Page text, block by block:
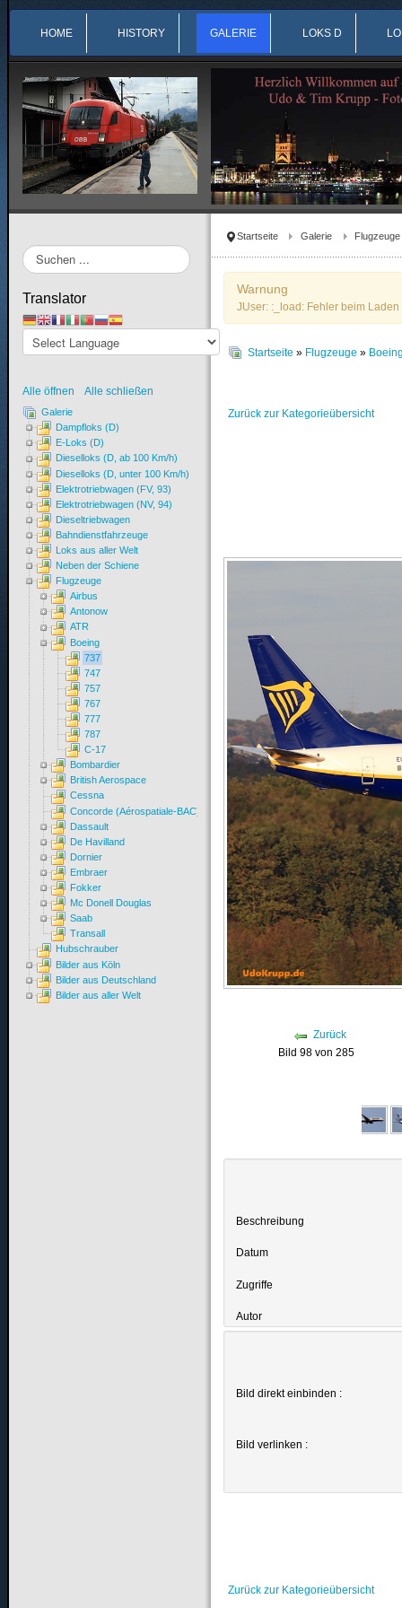
HOME HISTORY GALERIE LOKS D
Startseite Galerie Flugzeuge
Warnung
JUser: :_load: Fehler beim
Startseite » Flugzeuge »
Zurück zur Kategorieübersicht
Zurück
Bild 98 von 285
Beschreibung
Datum
Zugriffe
Autor
Bild direkt einbinden :
Bild verlinken :
Zurück zur Kategorieübersicht
Suchen
...
Translator
Alle öffnen Alle schließen
Galerie
Dampfloks (D)
E-Loks (D)
Dieselloks (D, ab 100 Km/h)
Dieselloks (D, unter 100 Km/h)
Elektrotriebwagen (FV, 93)
Elektrotriebwagen (NV, 94)
Dieseltriebwagen
Bahndienstfahrzeuge
Loks aus aller Welt
Neben der Schiene
Flugzeuge
Airbus
Antonow
ATR
Boeing
737
747
757
767
777
787
C-17
Bombardier
British Aerospace
Cessna
Concorde (Aérospatiale-BAC)
Dassault
De Havilland
Dornier
Embraer
Fokker
Mc Donell Douglas
Saab
Transall
Hubschrauber
Bilder aus Köln
Bilder aus Deutschland
Bilder aus aller Welt